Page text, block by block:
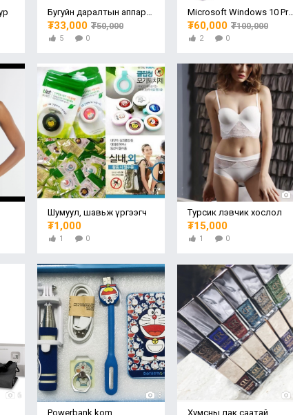
Бугуйн даралтын аппарат
₮33,000 ₮50,000
5 0
Microsoft
₮60,000 ₮100,000
2 0
Шумуул, шавьж үргээгч
₮1,000
1 0
Турсик лэвчик хослол
₮15,000
1 0
6 3
Powerbank kom Хумсны лак саатай